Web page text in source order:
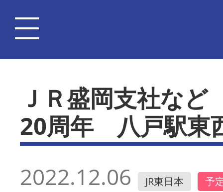
ＪＲ盛岡支社な
20周年 八戸駅東
2022.12.06 JR東日本 予